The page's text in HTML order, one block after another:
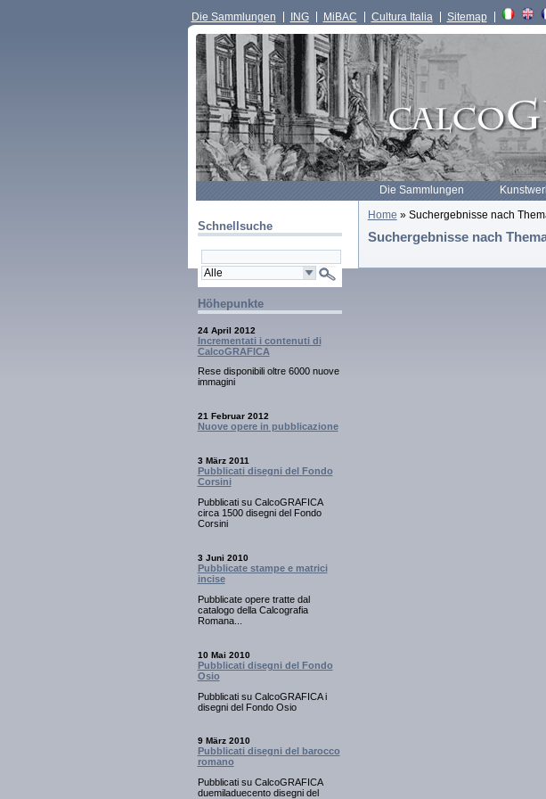
Die Sammlungen ING MiBAC Cultura Italia Sitemap
Die Sammlungen
Schnellsuche
Höhepunkte
24 April 2012
Incrementati i contenuti di
CalcoGRAFICA
Rese disponibili oltre 6000 nuove
immagini
21 Februar 2012
Nuove opere in pubblicazione
3 März 2011
Pubblicati disegni del Fondo
Corsini
Pubblicati su CalcoGRAFICA
circa 1500 disegni del Fondo
Corsini
3 Juni 2010
Pubblicate stampe e matrici
incise
Pubblicate opere tratte dal
catalogo della Calcografia
Romana...
10 Mai 2010
Pubblicati disegni del Fondo
Osio
Pubblicati su CalcoGRAFICA i
disegni del Fondo Osio
9 März 2010
Pubblicati disegni del barocco
romano
Pubblicati su CalcoGRAFICA
duemiladuecento disegni del
Home » Suchergebnisse nach
Suchergebnisse nach